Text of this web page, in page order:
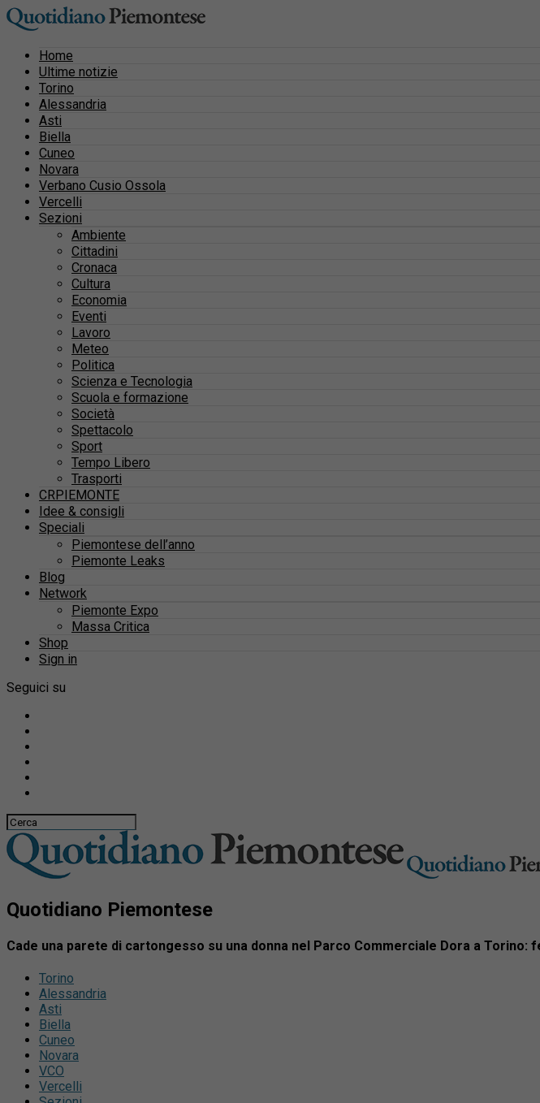
Home
Ultime notizie
Torino
Alessandria
Asti
Biella
Cuneo
Novara
Verbano Cusio Ossola
Vercelli
Sezioni
Ambiente
Cittadini
Cronaca
Cultura
Economia
Eventi
Lavoro
Meteo
Politica
Scienza e Tecnologia
Scuola e formazione
Società
Spettacolo
Sport
Tempo Libero
Trasporti
CRPIEMONTE
Idee & consigli
Speciali
Piemontese dell’anno
Piemonte Leaks
Blog
Network
Piemonte Expo
Massa Critica
Shop
Sign in
Seguici su
Quotidiano Piemontese
Cade una parete di cartongesso su una donna nel Parco Commerciale Dora a Torino:
Torino
Alessandria
Asti
Biella
Cuneo
Novara
VCO
Vercelli